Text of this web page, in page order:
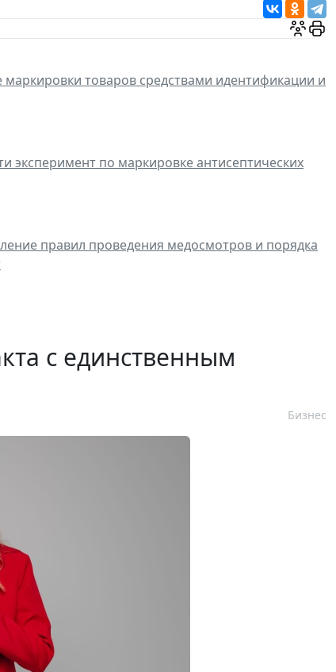
маркировки товаров средствами идентификации и
эксперимент по маркировке антисептических
правил проведения медосмотров и порядка
с единственным
Бизнес